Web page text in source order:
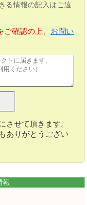
る情報の記入はご遠
ご確認の上、 お問い
させて頂きます。
ありがとうござい
報